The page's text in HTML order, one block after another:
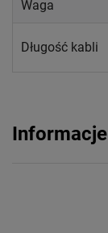
Waga
Długość kabli